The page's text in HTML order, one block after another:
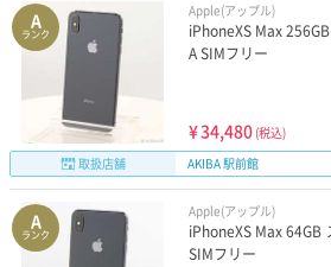
A
ランク
Apple(アップル)
iPhoneXS Max
A SIMフリー
¥34,480 (税込)
取扱店舗
AKIBA 駅前館
A
ランク
Apple(アップル)
iPhoneXS Max 64GB
SIMフリー